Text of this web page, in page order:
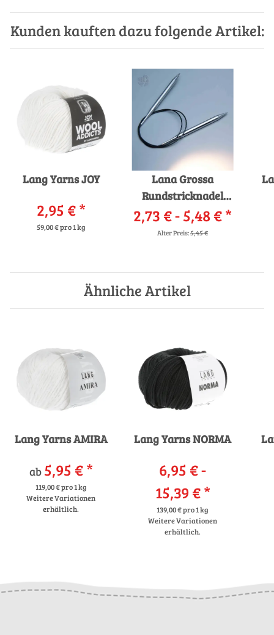
Kunden kauften dazu folgende Artikel:
Lang Yarns JOY
2,95 €*
59,00 € pro 1 kg
Lana Grossa
Rundstricknadel
Messing
2,73 € -5,48 €*
Alter Preis:5,45 €
Ähnliche Artikel
Lang Yarns AMIRA
ab 5,95 €*
119,00 € pro 1 kg
Weitere Variationen
erhältlich.
Lang Yarns NORMA
6,95 € -
15,39 €*
139,00 € pro 1 kg
Weitere Variationen
erhältlich.